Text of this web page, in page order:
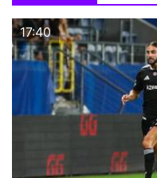
17:40